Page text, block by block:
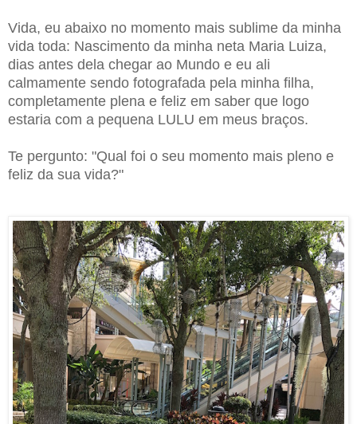
Vida, eu abaixo no momento mais sublime da minha
vida toda: Nascimento da minha neta Maria Luiza,
dias antes dela chegar ao Mundo e eu ali
calmamente sendo fotografada pela minha filha,
completamente plena e feliz em saber que logo
estaria com a pequena LULU em meus braços.
Te pergunto: "Qual foi o seu momento mais pleno e
feliz da sua vida?"